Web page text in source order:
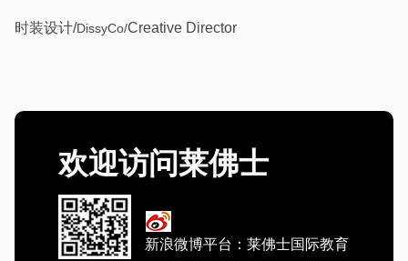
时装设计/DissyCo/Creative Director
欢迎访问莱佛士
新浪微博平台：莱佛士国际教育